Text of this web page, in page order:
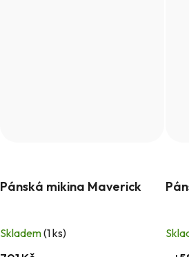
Pánská mikina Maverick
Skladem(1 ks)